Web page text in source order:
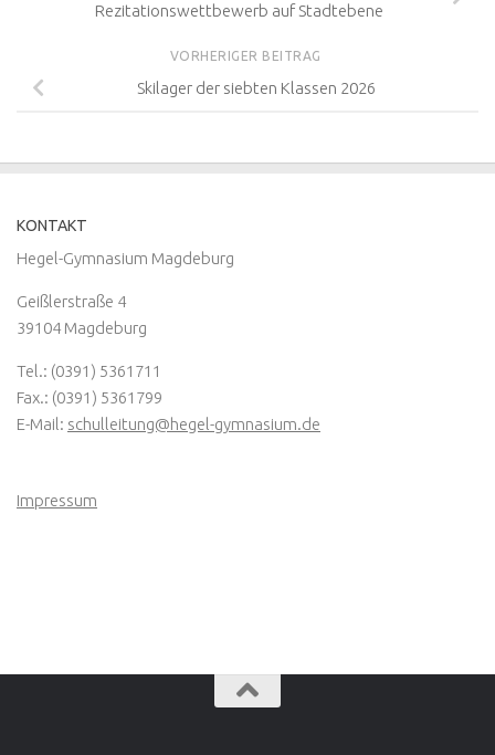
Rezitationswettbewerb auf Stadtebene
VORHERIGER BEITRAG
Skilager der siebten Klassen 2026
KONTAKT
Hegel-Gymnasium Magdeburg
Geißlerstraße 4
39104 Magdeburg
Tel.: (0391) 5361711
Fax.: (0391) 5361799
E-Mail: schulleitung@hegel-gymnasium.de
Impressum